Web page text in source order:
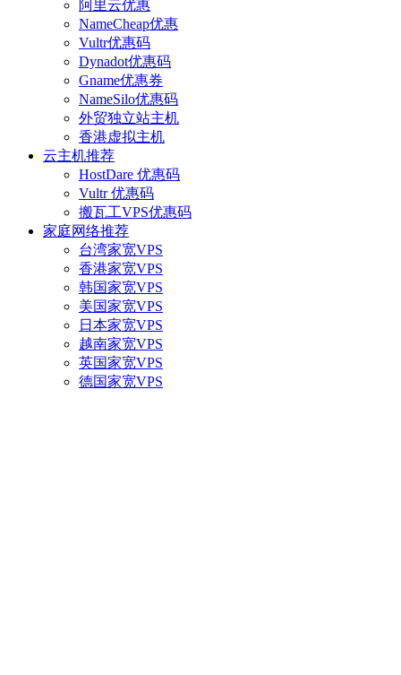
阿里云优惠
NameCheap优惠
Vultr优惠码
Dynadot优惠码
Gname优惠券
NameSilo优惠码
外贸独立站主机
香港虚拟主机
云主机推荐
HostDare 优惠码
Vultr 优惠码
搬瓦工VPS优惠码
家庭网络推荐
台湾家宽VPS
香港家宽VPS
韩国家宽VPS
美国家宽VPS
日本家宽VPS
越南家宽VPS
英国家宽VPS
德国家宽VPS